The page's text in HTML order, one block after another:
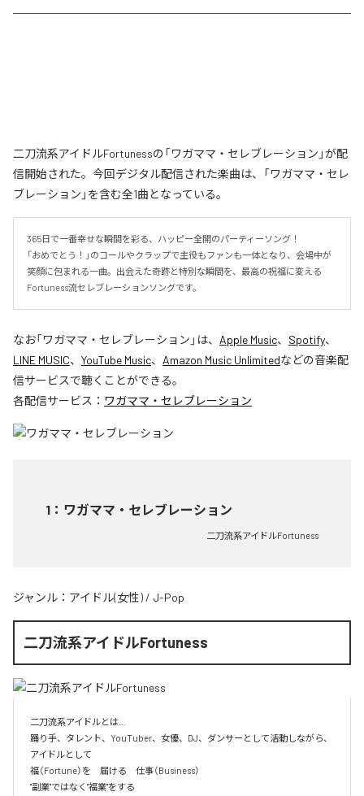
二刀流系アイドルFortunessの「ワガママ・セレブレーション」が配
信開始された。今回デジタル配信された楽曲は、「ワガママ・セレ
ブレーション」を含む全1曲となっている。
365日で一番幸せな瞬間を彩る、ハッピー全開のパーティーソング！
「おめでとう！」のコールやクラップで主役もファンも一体となり、会場中が
笑顔に包まれる一曲。出会えた奇跡と特別な瞬間を、最高の祝福に変える
Fortuness流セレブレーションソングです。
なお「ワガママ・セレブレーション 」は、 Apple Music、 Spotify、
LINE MUSIC、 YouTube Music、 Amazon Music Unlimitedなどの音楽配
信サービスで聴くことができる。
各配信サービス： ワガママ・セレブレーション
1 ： ワガママ・セレブレーション
二刀流系アイドルFortuness
ジャンル： アイドル(女性) / J-Pop
二刀流系アイドルFortuness
二刀流系アイドルとは…
踊り手、タレント、YouTuber、女優、DJ、ダンサーとして活動しながら、
アイドルとして
福（Fortune）を　届ける　仕事（Business）
"副業"ではなく"福業"をする